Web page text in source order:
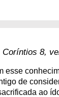
8,
esse
de
ao